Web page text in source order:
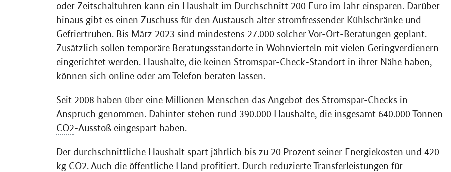
oder Zeitschaltuhren kann ein Haushalt im Durchschnitt 200 Euro im Jahr einsparen. Darüber
hinaus gibt es einen Zuschuss für den Austausch alter stromfressender Kühlschränke und
Gefriertruhen. Bis März 2023 sind mindestens 27.000 solcher Vor-Ort-Beratungen geplant.
Zusätzlich sollen temporäre Beratungsstandorte in Wohnvierteln mit vielen Geringverdienern
eingerichtet werden. Haushalte, die keinen Stromspar-Check-Standort in ihrer Nähe haben,
können sich online oder am Telefon beraten lassen.
Seit 2008 haben über eine Millionen Menschen das Angebot des Stromspar-Checks in
Anspruch genommen. Dahinter stehen rund 390.000 Haushalte, die insgesamt 640.000 Tonnen
CO2-Ausstoß eingespart haben.
Der durchschnittliche Haushalt spart jährlich bis zu 20 Prozent seiner Energiekosten und 420
kg CO2. Auch die öffentliche Hand profitiert. Durch reduzierte Transferleistungen für